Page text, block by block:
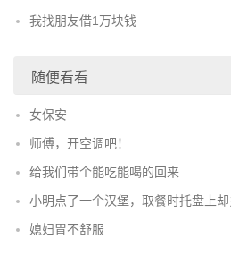
我找朋友借1万块钱
随便看看
女保安
师傅，开空调吧！
给我们带个能吃能喝的回来
小明点了一个汉堡，取餐时托盘上却
媳妇胃不舒服